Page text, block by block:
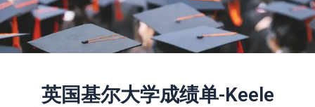
英国基尔大学成绩单-Keele